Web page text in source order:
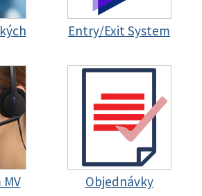
Entry/Exit System
Objednávky